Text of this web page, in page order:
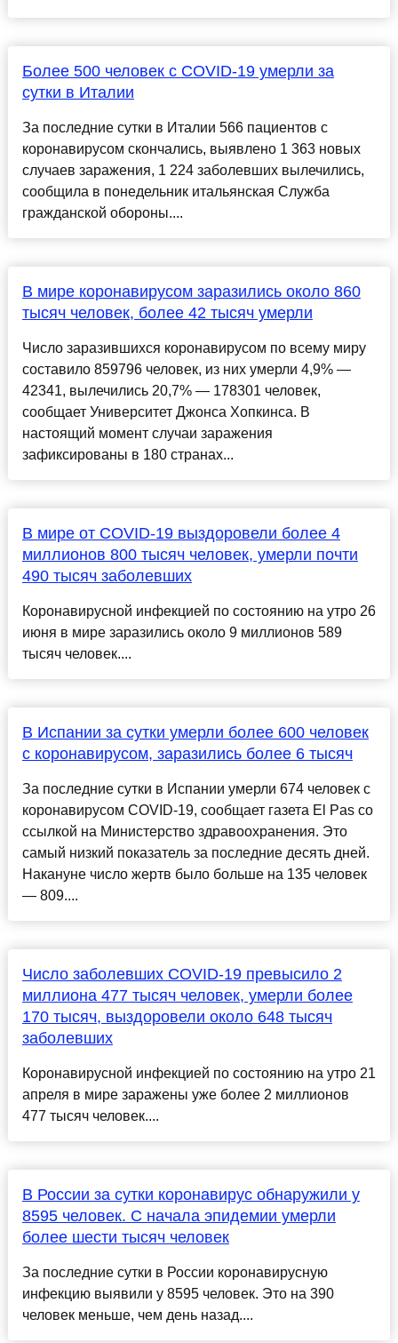
Более 500 человек с COVID-19 умерли за
сутки в Италии
За последние сутки в Италии 566 пациентов с
коронавирусом скончались, выявлено 1 363 новых
случаев заражения, 1 224 заболевших вылечились,
сообщила в понедельник итальянская Служба
гражданской обороны....
В мире коронавирусом заразились около 860
тысяч человек, более 42 тысяч умерли
Число заразившихся коронавирусом по всему миру
составило 859796 человек, из них умерли 4,9% —
42341, вылечились 20,7% — 178301 человек,
сообщает Университет Джонса Хопкинса. В
настоящий момент случаи заражения
зафиксированы в 180 странах...
В мире от COVID-19 выздоровели более 4
миллионов 800 тысяч человек, умерли почти
490 тысяч заболевших
Коронавирусной инфекцией по состоянию на утро 26
июня в мире заразились около 9 миллионов 589
тысяч человек....
В Испании за сутки умерли более 600 человек
с коронавирусом, заразились более 6 тысяч
За последние сутки в Испании умерли 674 человек с
коронавирусом COVID-19, сообщает газета El Pas со
ссылкой на Министерство здравоохранения. Это
самый низкий показатель за последние десять дней.
Накануне число жертв было больше на 135 человек
— 809....
Число заболевших COVID-19 превысило 2
миллиона 477 тысяч человек, умерли более
170 тысяч, выздоровели около 648 тысяч
заболевших
Коронавирусной инфекцией по состоянию на утро 21
апреля в мире заражены уже более 2 миллионов
477 тысяч человек....
В России за сутки коронавирус обнаружили у
8595 человек. С начала эпидемии умерли
более шести тысяч человек
За последние сутки в России коронавирусную
инфекцию выявили у 8595 человек. Это на 390
человек меньше, чем день назад....